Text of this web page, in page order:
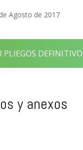
Agosto de 2017
PLIEGOS
y anexos